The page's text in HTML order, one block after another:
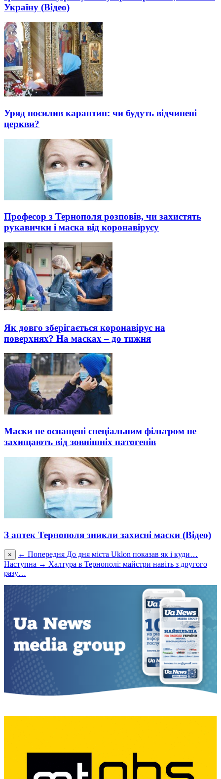
Україну (Відео)
Уряд посилив карантин: чи будуть відчинені
церкви?
Професор з Тернополя розповів, чи захистять
рукавички і маска від коронавірусу
Як довго зберігається коронавірус на
поверхнях? На масках – до тижня
Маски не оснащені спеціальним фільтром не
захищають від зовнішніх патогенів
З аптек Тернополя зникли захисні маски (Відео)
× ← Попередня До дня міста Uklon показав як і куди…
Наступна → Халтура в Тернополі: майстри навіть з другого
разу…